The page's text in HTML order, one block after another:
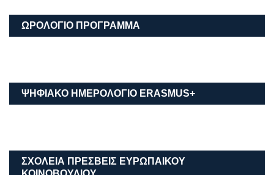
ΩΡΟΛΟΓΙΟ ΠΡΟΓΡΑΜΜΑ
ΨΗΦΙΑΚΟ ΗΜΕΡΟΛΟΓΙΟ ΕRASMUS+
ΣΧΟΛΕΙΑ ΠΡΕΣΒΕΙΣ ΕΥΡΩΠΑΙΚΟΥ